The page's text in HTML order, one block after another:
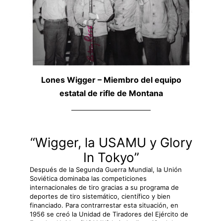
Lones Wigger – Miembro del equipo
estatal de rifle de Montana
“Wigger, la USAMU y Glory
In Tokyo”
Después de la Segunda Guerra Mundial, la Unión
Soviética dominaba las competiciones
internacionales de tiro gracias a su programa de
deportes de tiro sistemático, científico y bien
financiado. Para contrarrestar esta situación, en
1956 se creó la Unidad de Tiradores del Ejército de